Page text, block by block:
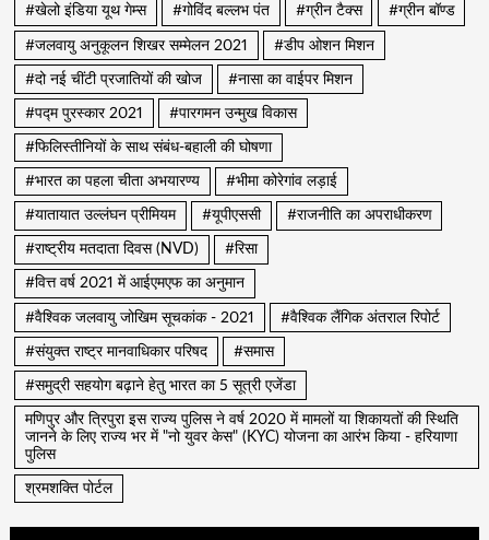
#खेलो इंडिया यूथ गेम्स #गोविंद बल्लभ पंत #ग्रीन टैक्स #ग्रीन बॉण्ड
#जलवायु अनुकूलन शिखर सम्मेलन 2021 #डीप ओशन मिशन
#दो नई चींटी प्रजातियों की खोज #नासा का वाईपर मिशन
#पद्म पुरस्कार 2021 #पारगमन उन्मुख विकास
#फिलिस्तीनियों के साथ संबंध-बहाली की घोषणा
#भारत का पहला चीता अभयारण्य #भीमा कोरेगांव लड़ाई
#यातायात उल्लंघन प्रीमियम #यूपीएससी #राजनीति का अपराधीकरण
#राष्ट्रीय मतदाता दिवस (NVD) #रिसा
#वित्त वर्ष 2021 में आईएमएफ का अनुमान
#वैश्विक जलवायु जोखिम सूचकांक - 2021 #वैश्विक लैंगिक अंतराल रिपोर्ट
#संयुक्त राष्ट्र मानवाधिकार परिषद #समास
#समुद्री सहयोग बढ़ाने हेतु भारत का 5 सूत्री एजेंडा
मणिपुर और त्रिपुरा इस राज्य पुलिस ने वर्ष 2020 में मामलों या शिकायतों की स्थिति
जानने के लिए राज्य भर में "नो युवर केस" (KYC) योजना का आरंभ किया - हरियाणा
पुलिस
श्रमशक्ति पोर्टल